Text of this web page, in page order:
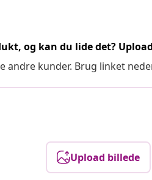
og kan du lide det?
andre kunder. Brug linket
Upload billede